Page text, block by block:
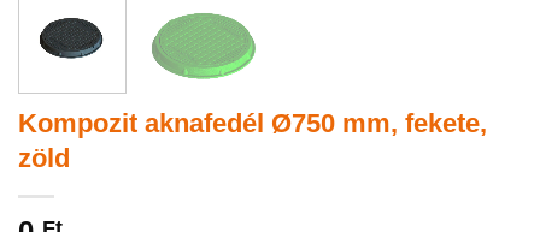
Kompozit aknafedél Ø750 mm, fekete,
zöld